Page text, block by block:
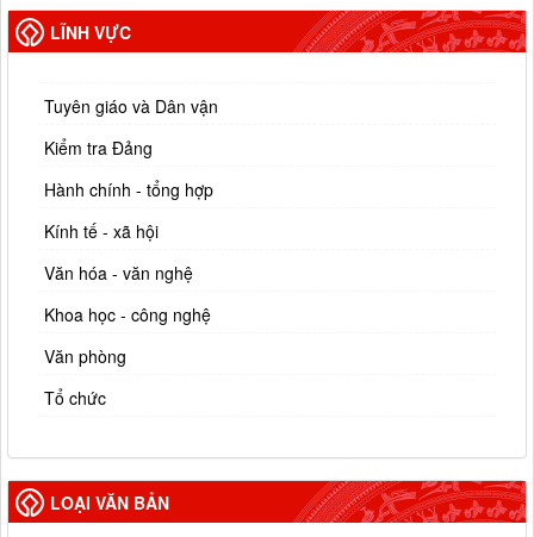
LĨNH VỰC
Tuyên giáo và Dân vận
Kiểm tra Đảng
Hành chính - tổng hợp
Kính tế - xã hội
Văn hóa - văn nghệ
Khoa học - công nghệ
Văn phòng
Tổ chức
LOẠI VĂN BẢN